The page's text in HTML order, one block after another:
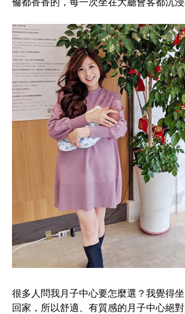
新
聞
主
播
朱
很多人問我月子中心要怎麼選？我覺得
回家，所以舒適、有質感的月子中心絕